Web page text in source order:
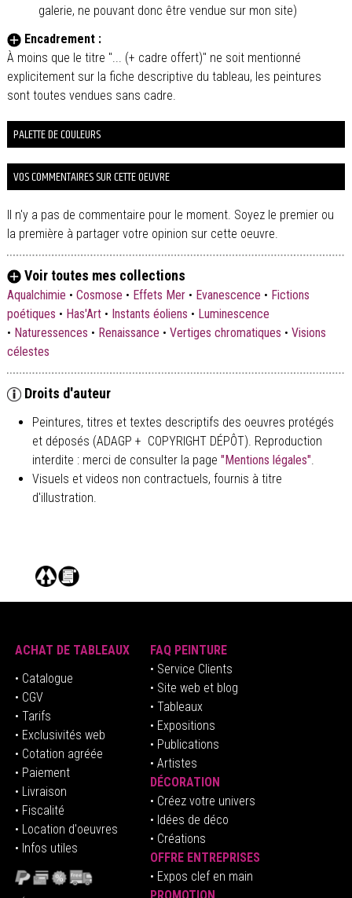
galerie, ne pouvant donc être vendue sur mon site)
Encadrement :
À moins que le titre "... (+ cadre offert)" ne soit mentionné
explicitement sur la fiche descriptive du tableau, les peintures
sont toutes vendues sans cadre.
PALETTE DE COULEURS
VOS COMMENTAIRES SUR CETTE OEUVRE
Il n'y a pas de commentaire pour le moment. Soyez le premier ou
la première à partager votre opinion sur cette oeuvre.
Voir toutes mes collections
Aqualchimie • Cosmose • Effets Mer• Evanescence • Fictions
poétiques • Has'Art• Instants éoliens • Luminescence
• Naturessences • Renaissance • Vertiges chromatiques • Visions
célestes
Droits d'auteur
Peintures, titres et textes descriptifs des oeuvres protégés
et déposés (ADAGP + COPYRIGHT DÉPÔT). Reproduction
interdite : merci de consulter la page "Mentions légales".
Visuels et videos non contractuels, fournis à titre
d'illustration.
ACHAT DE TABLEAUX
• Catalogue
• CGV
• Tarifs
• Exclusivités web
• Cotation agréée
• Paiement
• Livraison
• Fiscalité
• Location d'oeuvres
• Infos utiles
FAQ PEINTURE
• Service Clients
• Site web et blog
• Tableaux
• Expositions
• Publications
• Artistes
DÉCORATION
• Créez votre univers
• Idées de déco
• Créations
OFFRE ENTREPRISES
• Expos clef en main